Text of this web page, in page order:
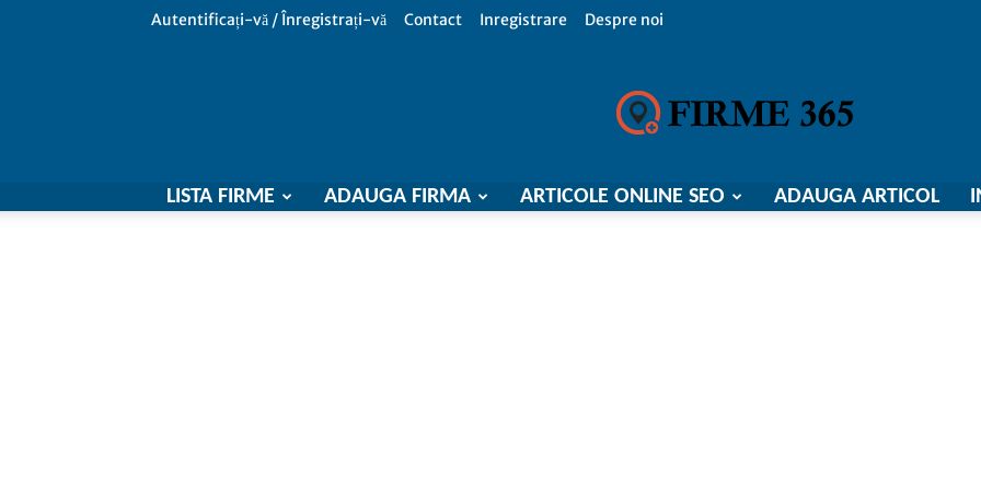
Autentificați-vă / Înregistrați-vă Contact Inregistrare Despre noi
Firme
LISTA FIRME ADAUGA FIRMA ARTICOLE ONLINE SEO ADAUGA ARTICOL